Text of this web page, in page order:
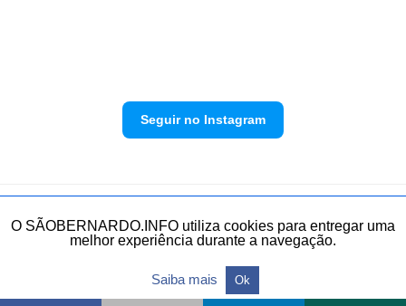
Seguir no Instagram
Política de privacidade Envie sua denúncia
O SÃOBERNARDO.INFO utiliza cookies para entregar uma
melhor experiência durante a navegação.
Saiba mais Ok